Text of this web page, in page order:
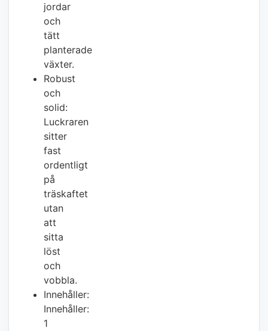
jordar
och
tätt
planterade
växter.
Robust
och
solid:
Luckraren
sitter
fast
ordentligt
på
träskaftet
utan
att
sitta
löst
och
vobbla.
Innehåller:
Innehåller:
1